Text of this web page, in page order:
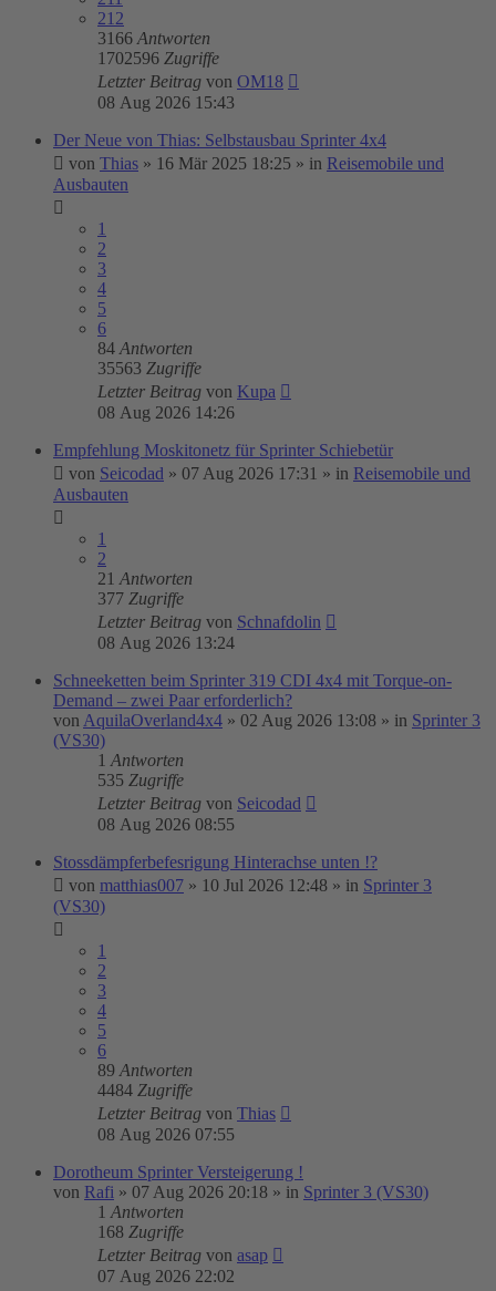
212
3166 Antworten
1702596 Zugriffe
Letzter Beitrag von OM18
08 Aug 2026 15:43
Der Neue von Thias: Selbstausbau Sprinter 4x4
von Thias » 16 Mär 2025 18:25 » in Reisemobile und
Ausbauten
1
2
3
4
5
6
84 Antworten
35563 Zugriffe
Letzter Beitrag von Kupa
08 Aug 2026 14:26
Empfehlung Moskitonetz für Sprinter Schiebetür
von Seicodad » 07 Aug 2026 17:31 » in Reisemobile und
Ausbauten
1
2
21 Antworten
377 Zugriffe
Letzter Beitrag von Schnafdolin
08 Aug 2026 13:24
Schneeketten beim Sprinter 319 CDI 4x4 mit Torque-on-
Demand – zwei Paar erforderlich?
von AquilaOverland4x4 » 02 Aug 2026 13:08 » in Sprinter 3
(VS30)
1 Antworten
535 Zugriffe
Letzter Beitrag von Seicodad
08 Aug 2026 08:55
Stossdämpferbefesrigung Hinterachse unten !?
von matthias007 » 10 Jul 2026 12:48 » in Sprinter 3
(VS30)
1
2
3
4
5
6
89 Antworten
4484 Zugriffe
Letzter Beitrag von Thias
08 Aug 2026 07:55
Dorotheum Sprinter Versteigerung !
von Rafi » 07 Aug 2026 20:18 » in Sprinter 3 (VS30)
1 Antworten
168 Zugriffe
Letzter Beitrag von asap
07 Aug 2026 22:02